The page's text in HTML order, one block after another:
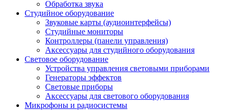
Обработка звука
Студийное оборудование
Звуковые карты (аудиоинтерфейсы)
Студийные мониторы
Контроллеры (панели управления)
Аксессуары для студийного оборудования
Световое оборудование
Устройства управления световыми приборами
Генераторы эффектов
Световые приборы
Аксессуары для светового оборудования
Микрофоны и радиосистемы